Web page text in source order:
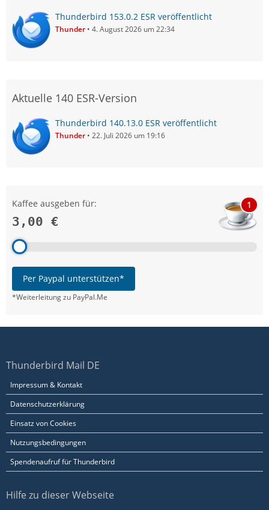
Thunderbird 153.0.2 ESR veröffentlicht
Thunder 4. August 2026 um 22:34
Aktuelle 140 ESR-Version
Thunderbird 140.13.0 ESR veröffentlicht
Thunder 22. Juli 2026 um 19:16
Kaffee ausgeben für:
3,00 €
1
Per Paypal unterstützen*
*Weiterleitung zu PayPal.Me
Thunderbird Mail DE
Impressum & Kontakt
Datenschutzerklärung
Einsatz von Cookies
Nutzungsbedingungen
Spendenaufruf für Thunderbird
Hilfe zu dieser Webseite